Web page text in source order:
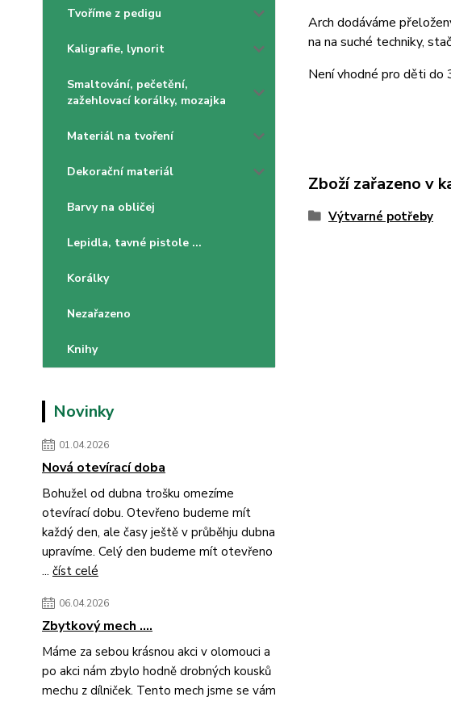
Tvoříme z pedigu
Kaligrafie, lynorit
Smaltování, pečetění,
zažehlovací korálky, mozajka
Materiál na tvoření
Dekorační materiál
Barvy na obličej
Lepidla, tavné pistole ...
Korálky
Nezařazeno
Knihy
Novinky
01.04.2026
Nová otevírací doba
Bohužel od dubna trošku omezíme
otevírací dobu. Otevřeno budeme mít
každý den, ale časy ještě v průběhju dubna
upravíme. Celý den budeme mít otevřeno
... číst celé
06.04.2026
Zbytkový mech ....
Máme za sebou krásnou akci v olomouci a
po akci nám zbylo hodně drobných kousků
mechu z dílniček. Tento mech jsme se vám
Arch dodáváme
na na suché techniky,
Není vhodné pro děti do
Zboží zařazeno v
Výtvarné potřeby